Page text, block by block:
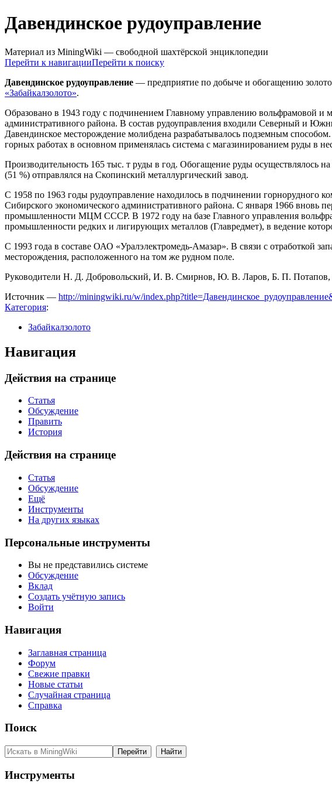
Давендинское рудоуправление
Материал из MiningWiki — свободной шахтёрской энциклопедии
Перейти к навигацииПерейти к поиску
Давендинское рудоуправление — предприятие по добыче и обогащению
«Забайкалзолото».
Образовано в 1943 году с подчинением Главному управлению вольфрамовой
административного района. В состав рудоуправления входили Северный и
Давендинское месторождение молибдена разрабатывалось подземным
горных работах в основном применялась система с магазинированием руды в
Производительность 165 тыс. т руды в год. Обогащение руды осуществлялось
(51 %) отправлялся на Скопинский металлургический завод.
С 1958 по 1963 годы рудоуправление находилось в подчинении горнорудного
Сибирского экономического административного района. С января 1966 вновь
промышленности МЦМ СССР. В 1972 году на базе Главного управления
промышленности редких и лигирующих металлов (Главредмет), в ведение
С 1993 года в составе ОАО «Уралэлектромедь-Амазар». В связи с отработкой
месторождения, расположенного на том же рудном поле.
Руководители Н. Д. Добровольский, И. В. Смирнов, Ю. В. Ларов, Б. П.
Источник — http://miningwiki.ru/w/
Категория:
Забайкалзолото
Навигация
Действия на странице
Статья
Обсуждение
Править
История
Действия на странице
Статья
Обсуждение
Ещё
Инструменты
На других языках
Персональные инструменты
Вы не представились системе
Обсуждение
Вклад
Создать учётную запись
Войти
Навигация
Заглавная страница
Форум
Свежие правки
Новые статьи
Случайная страница
Справка
Поиск
Инструменты